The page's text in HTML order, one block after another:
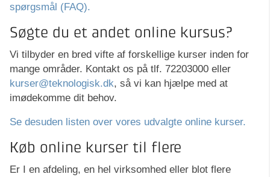
spørgsmål (FAQ).
Søgte du et andet online kursus?
Vi tilbyder en bred vifte af forskellige kurser inden for
mange områder. Kontakt os på tlf. 72203000 eller
kurser@teknologisk.dk, så vi kan hjælpe med at
imødekomme dit behov.
Se desuden listen over vores udvalgte online kurser.
Køb online kurser til flere
Er I en afdeling, en hel virksomhed eller blot flere